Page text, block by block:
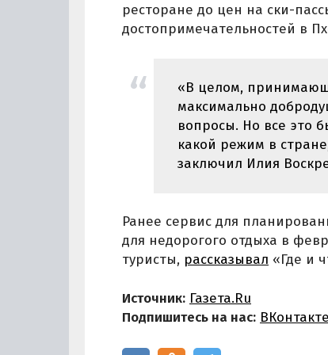
ресторане до цен на ски-
достопримечательностей в
«В целом,
максимально
вопросы. Но все это
какой режим в
заключил Илия
Ранее сервис для
для недорогого отдыха в
туристы, рассказывал «Где и
Источник: Газета.Ru
Подпишитесь на нас: ВКонтакте